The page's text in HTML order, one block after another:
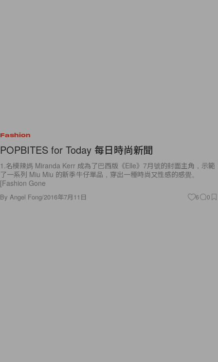
Fashion
POPBITES for Today 每日時尚新聞
1.名模辣媽 Miranda Kerr 成為了巴西版《Elle》7月號的封面主角，示範
了一系列 Miu Miu 的新季牛仔單品，穿出一種時尚又性感的感覺。
[Fashion Gone
By Angel Fong/2016年7月11日 6 0